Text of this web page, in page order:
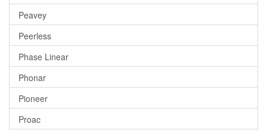
Peavey
Peerless
Phase Linear
Phonar
Pioneer
Proac